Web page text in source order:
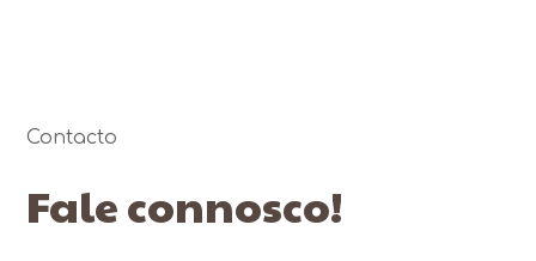
Contacto
Fale connosco!